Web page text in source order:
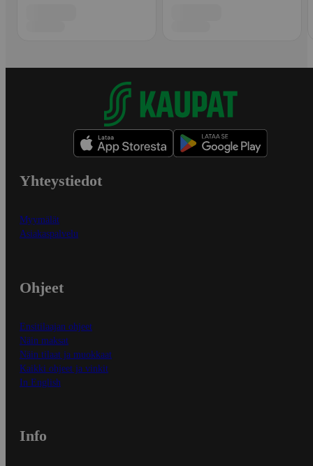
Yhteystiedot
Myymälät
Asiakaspalvelu
Ohjeet
Ensitilaajan ohjeet
Näin maksat
Näin tilaat ja muokkaat
Kaikki ohjeet ja vinkit
In English
Info